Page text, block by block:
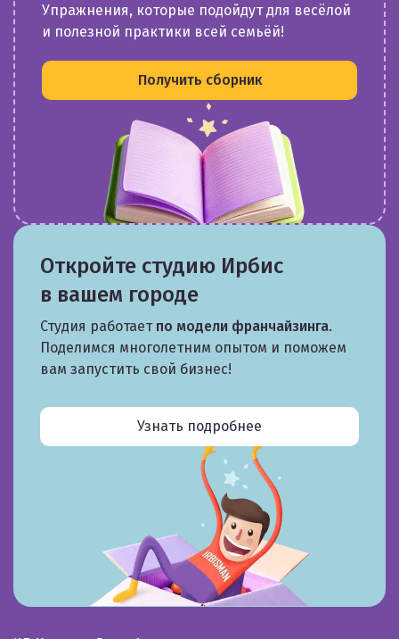
Упражнения, которые подойдут для весёлой
и полезной практики всей семьёй!
Получить сборник
Откройте студию Ирбис
в вашем городе
Студия работает по модели франчайзинга.
Поделимся многолетним опытом и поможем
вам запустить свой бизнес!
Узнать подробнее